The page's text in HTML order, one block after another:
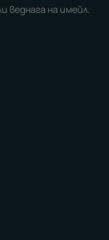
веднага на имейл.